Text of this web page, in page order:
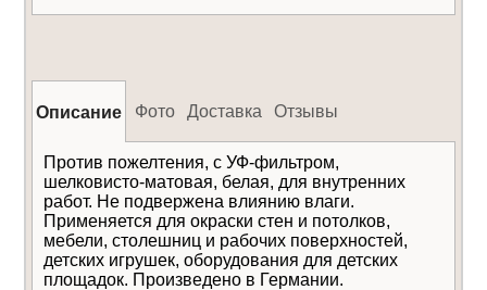
Описание Фото Доставка Отзывы
Против пожелтения, с УФ-фильтром,
шелковисто-матовая, белая, для внутренних
работ. Не подвержена влиянию влаги.
Применяется для окраски стен и потолков,
мебели, столешниц и рабочих поверхностей,
детских игрушек, оборудования для детских
площадок. Произведено в Германии.